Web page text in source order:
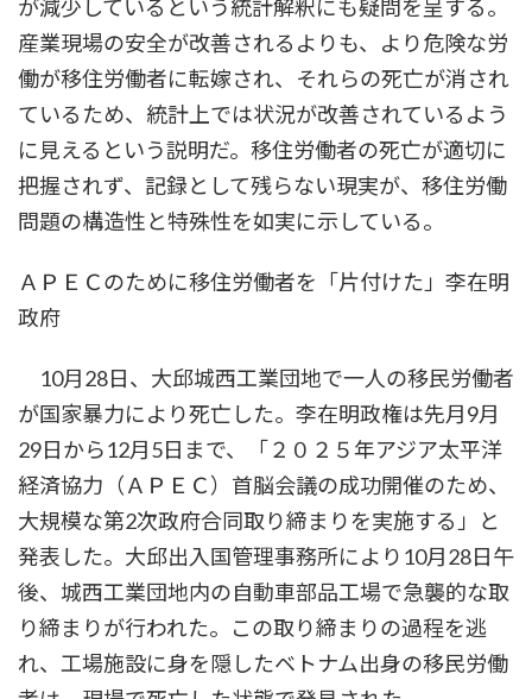
が減少しているという統計解釈にも疑問を呈する。
産業現場の安全が改善されるよりも、より危険な労
働が移住労働者に転嫁され、それらの死亡が消され
ているため、統計上では状況が改善されているよう
に見えるという説明だ。移住労働者の死亡が適切に
把握されず、記録として残らない現実が、移住労働
問題の構造性と特殊性を如実に示している。
ＡＰＥＣのために移住労働者を「片付けた」李在明
政府
10月28日、大邱城西工業団地で一人の移民労働者
が国家暴力により死亡した。李在明政権は先月9月
29日から12月5日まで、「２０２５年アジア太平洋
経済協力（ＡＰＥＣ）首脳会議の成功開催のため、
大規模な第2次政府合同取り締まりを実施する」と
発表した。大邱出入国管理事務所により10月28日午
後、城西工業団地内の自動車部品工場で急襲的な取
り締まりが行われた。この取り締まりの過程を逃
れ、工場施設に身を隠したベトナム出身の移民労働